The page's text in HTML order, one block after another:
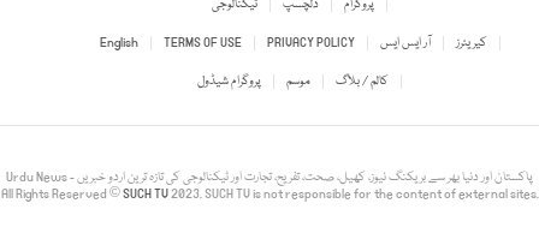
ٹیکنالوجی
دلچسپ
پروگرام
English
TERMS OF USE PRIVACY POLICY آر ایس ایس
کیریئرز
پروگرام شیڈول
موسم کالم / بلاگ
Urdu News - پاکستان اور دنیا بھر سے بریکنگ نیوز، کھیل، صحت، تفریح، تجارت اور ٹیکنالوجی کی تازہ ترین اردو خبریں
All Rights Reserved ©SUCH TV2023. SUCH TV is not responsible for the content of external sites.